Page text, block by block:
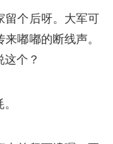
留个后呀。大军可
嘟嘟的断线声。
个？